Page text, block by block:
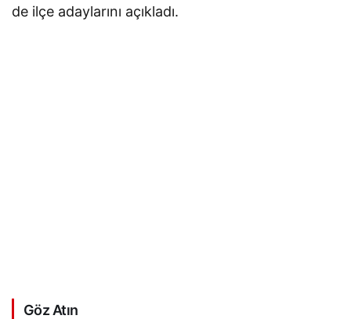
de ilçe adaylarını açıkladı.
Göz Atın